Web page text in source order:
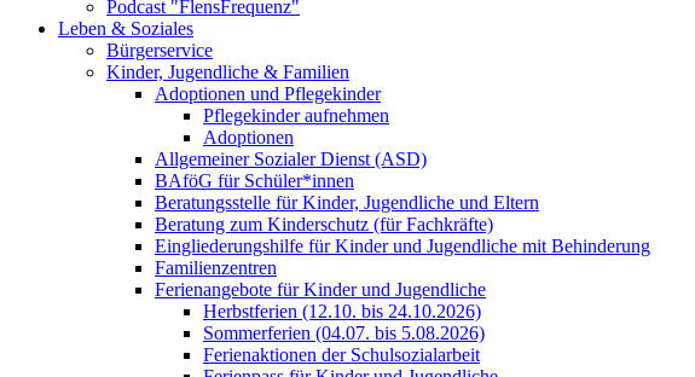
Podcast "FlensFrequenz"
Leben & Soziales
Bürgerservice
Kinder, Jugendliche & Familien
Adoptionen und Pflegekinder
Pflegekinder aufnehmen
Adoptionen
Allgemeiner Sozialer Dienst (ASD)
BAföG für Schüler*innen
Beratungsstelle für Kinder, Jugendliche und Eltern
Beratung zum Kinderschutz (für Fachkräfte)
Eingliederungshilfe für Kinder und Jugendliche mit Behinderung
Familienzentren
Ferienangebote für Kinder und Jugendliche
Herbstferien (12.10. bis 24.10.2026)
Sommerferien (04.07. bis 5.08.2026)
Ferienaktionen der Schulsozialarbeit